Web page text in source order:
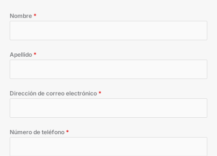
Nombre *
Apellido *
Dirección de correo electrónico *
Número de teléfono *